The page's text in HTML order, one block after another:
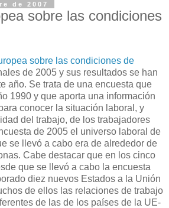
de 2007
sobre las condiciones
sobre las condiciones de
de 2005 y sus resultados se han
año. Se trata de una encuesta que
1990 y que aporta una información
conocer la situación laboral, y
del trabajo, de los trabajadores
de 2005 el universo laboral de
se llevó a cabo era de alrededor de
Cabe destacar que en los cinco
que se llevó a cabo la encuesta
diez nuevos Estados a la Unión
de ellos las relaciones de trabajo
de las de los países de la UE-